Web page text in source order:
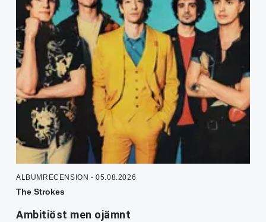
ALBUMRECENSION - 05.08.2026
The Strokes
Ambitiöst men ojämnt